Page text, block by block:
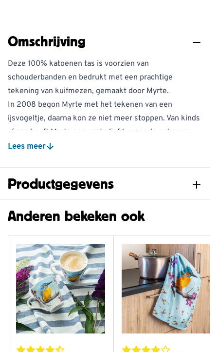
Omschrijving
Deze 100% katoenen tas is voorzien van
schouderbanden en bedrukt met een prachtige
tekening van kuifmezen, gemaakt door Myrte.
In 2008 begon Myrte met het tekenen van een
ijsvogeltje, daarna kon ze niet meer stoppen. Van kinds
af aan heeft Myrte een grote liefde voor de natuur en
dat straalt haar werk uit. Op dit moment is Myrte
De tas is makkelijk opvouwbaar en dus ideaal om mee
te nemen voor het geval u een tas nodig heeft.
Lees meer
Productgegevens
Artikelnummer 977780119
Merk
Gewicht 0.01 kg
Lengte 40 mm
Hoogte 422 mm
Breedte 308 mm
Lees meer
Anderen bekeken ook